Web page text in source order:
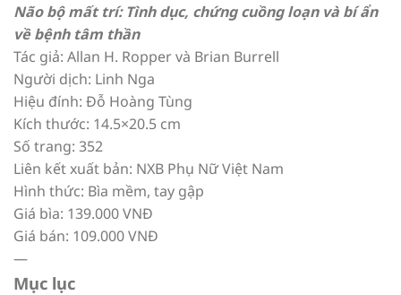
Não bộ mất trí: Tình dục, chứng cuồng loạn và bí ẩn
về bệnh tâm thần
Tác giả: Allan H. Ropper và Brian Burrell
Người dịch: Linh Nga
Hiệu đính: Đỗ Hoàng Tùng
Kích thước: 14.5×20.5 cm
Số trang: 352
Liên kết xuất bản: NXB Phụ Nữ Việt Nam
Hình thức: Bìa mềm, tay gập
Giá bìa: 139.000 VNĐ
Giá bán: 109.000 VNĐ
—
Mục lục